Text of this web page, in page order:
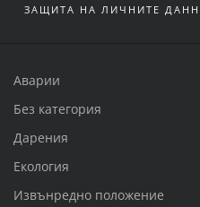
ЗАЩИТА НА ЛИЧНИТЕ
Аварии
Без категория
Дарения
Екология
Извънредно положение